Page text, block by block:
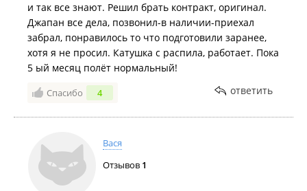
и так все знают. Решил брать контракт, оригинал.
Джапан все дела, позвонил-в наличии-приехал
забрал, понравилось то что подготовили заранее,
хотя я не просил. Катушка с распила, работает. Пока
5 ый месяц полёт нормальный!
Спасибо 4 ответить
Вася
Отзывов 1